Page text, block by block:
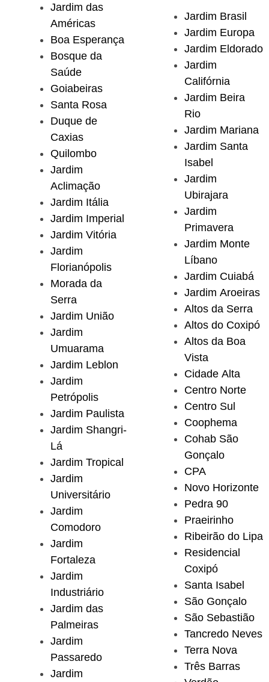
Jardim das
Américas
Boa Esperança
Bosque da
Saúde
Goiabeiras
Santa Rosa
Duque de
Caxias
Quilombo
Jardim
Aclimação
Jardim Itália
Jardim Imperial
Jardim Vitória
Jardim
Florianópolis
Morada da
Serra
Jardim União
Jardim
Umuarama
Jardim Leblon
Jardim
Petrópolis
Jardim Paulista
Jardim Shangri-
Lá
Jardim Tropical
Jardim
Universitário
Jardim
Comodoro
Jardim
Fortaleza
Jardim
Industriário
Jardim das
Palmeiras
Jardim
Passaredo
Jardim
Jardim Brasil
Jardim Europa
Jardim Eldorado
Jardim
Califórnia
Jardim Beira
Rio
Jardim Mariana
Jardim Santa
Isabel
Jardim
Ubirajara
Jardim
Primavera
Jardim Monte
Líbano
Jardim Cuiabá
Jardim Aroeiras
Altos da Serra
Altos do Coxipó
Altos da Boa
Vista
Cidade Alta
Centro Norte
Centro Sul
Coophema
Cohab São
Gonçalo
CPA
Novo Horizonte
Pedra 90
Praeirinho
Ribeirão do Lipa
Residencial
Coxipó
Santa Isabel
São Gonçalo
São Sebastião
Tancredo Neves
Terra Nova
Três Barras